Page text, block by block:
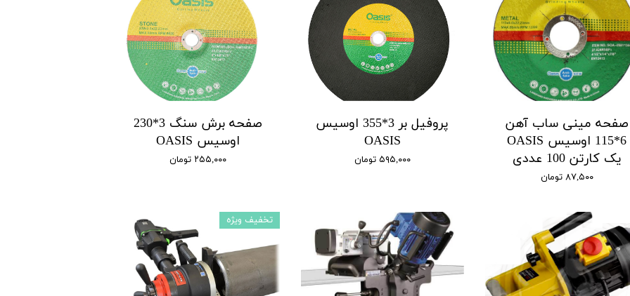
صفحه مینی ساب آهن
6*115 اوسیس OASIS
یک کارتن 100 عددی
۸۷,۵۰۰ تومان
پروفیل بر 3*355 اوسیس
OASIS
۵۹۵,۰۰۰ تومان
صفحه برش سنگ 3*230
اوسیس OASIS
۲۵۵,۰۰۰ تومان
تخفیف ویژه